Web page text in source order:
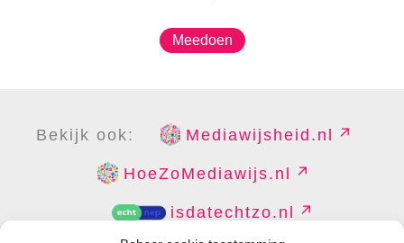
Meedoen
Bekijk ook: Mediawijsheid.nl
HoeZoMediawijs.nl
isdatechtzo.nl